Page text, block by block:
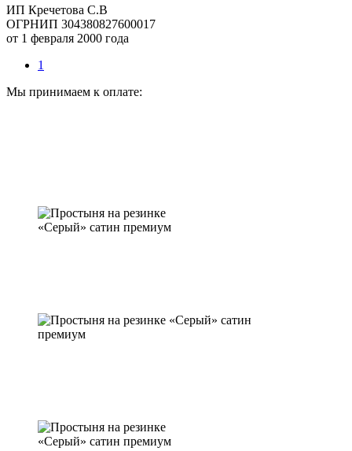
ИП Кречетова С.В
ОГРНИП 304380827600017
от 1 февраля 2000 года
1
Мы принимаем к оплате: